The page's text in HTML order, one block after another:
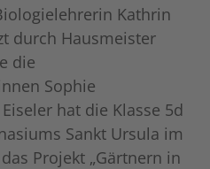
Kathrin
durch Hausmeister
die
Sophie
hat die Klasse 5d
Sankt Ursula im
Projekt „Gärtnern in